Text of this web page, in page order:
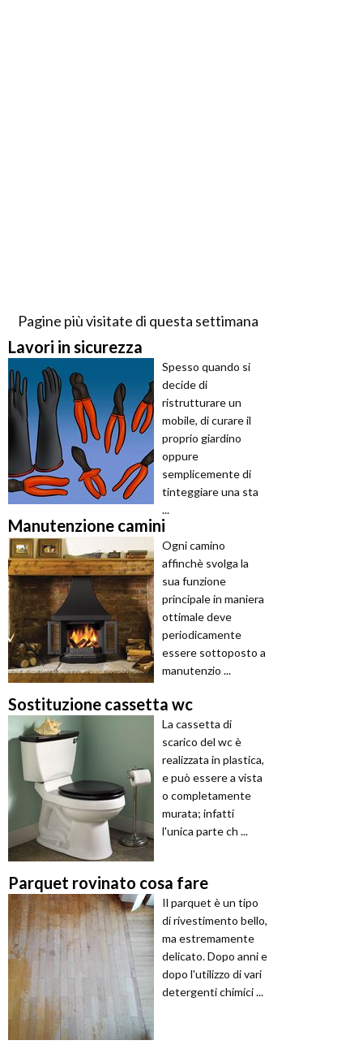
Pagine più visitate di questa settimana
Lavori in sicurezza
Spesso quando si
decide di
ristrutturare un
mobile, di curare il
proprio giardino
oppure
semplicemente di
tinteggiare una sta
...
Manutenzione camini
Ogni camino
affinchè svolga la
sua funzione
principale in maniera
ottimale deve
periodicamente
essere sottoposto a
manutenzio ...
Sostituzione cassetta wc
La cassetta di
scarico del wc è
realizzata in plastica,
e può essere a vista
o completamente
murata; infatti
l'unica parte ch ...
Parquet rovinato cosa fare
Il parquet è un tipo
di rivestimento bello,
ma estremamente
delicato. Dopo anni e
dopo l'utilizzo di vari
detergenti chimici ...